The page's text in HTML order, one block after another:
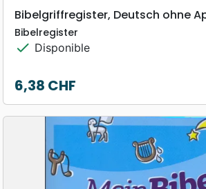
Bibelgriffregister, Deutsch ohne
Bibelregister
check Disponible
Prix
6,38 CHF